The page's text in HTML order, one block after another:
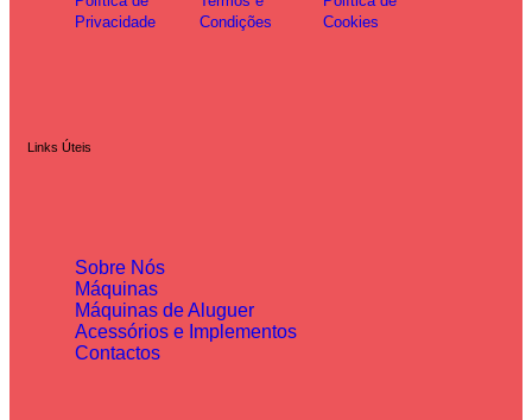
Privacidade
Condições
Cookies
Links Úteis
Sobre Nós
Máquinas
Máquinas de Aluguer
Acessórios e Implementos
Contactos